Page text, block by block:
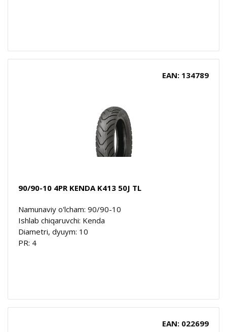
EAN: 134789
90/90-10 4PR KENDA K413 50J TL
Namunaviy o'lcham: 90/90-10
Ishlab chiqaruvchi: Kenda
Diametri, dyuym: 10
PR: 4
EAN: 022699